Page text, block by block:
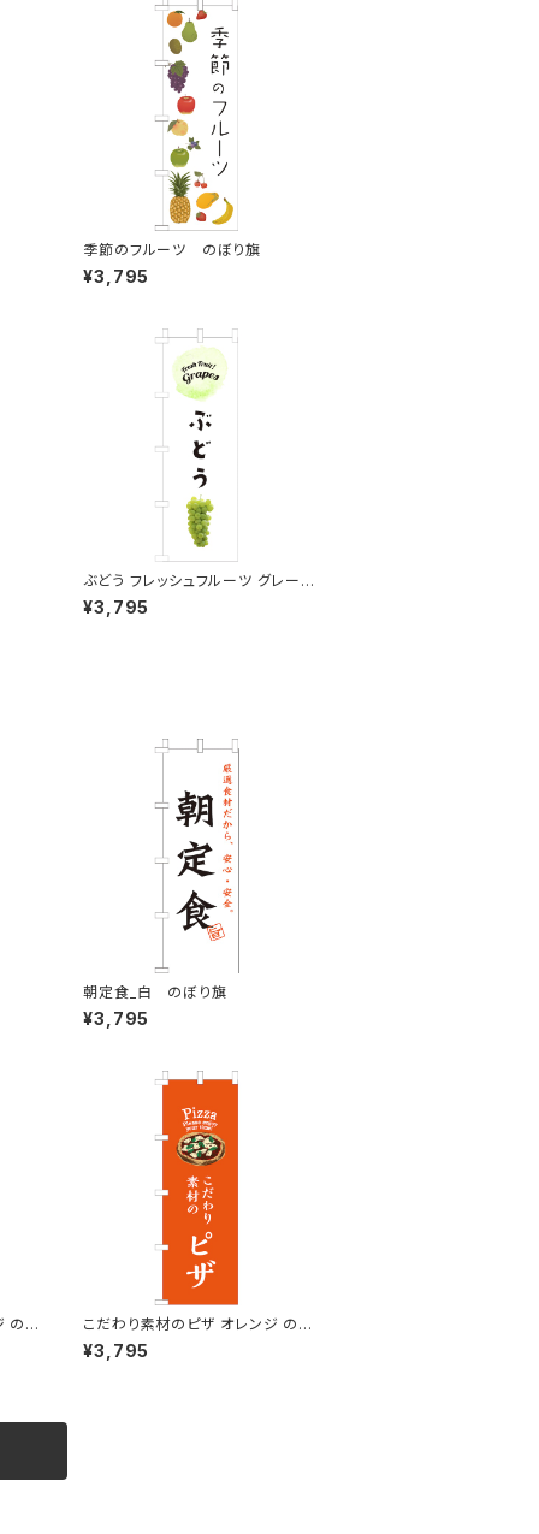
季節のフルーツ のぼり旗
¥3,795
ぶどう フレッシュフルーツ グレープ
2 のぼり旗
¥3,795
朝定食_白 のぼり旗
¥3,795
の
こだわり素材のピザ オレンジ のぼ
り旗
¥3,795